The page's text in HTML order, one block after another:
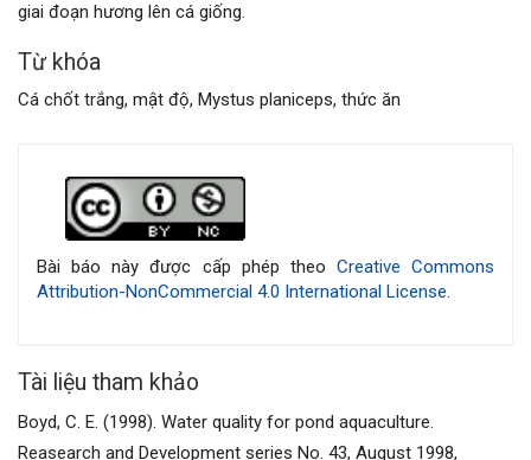
giai đoạn hương lên cá giống.
Từ khóa
Cá chốt trắng, mật độ, Mystus planiceps, thức ăn
bài
Bài báo này được cấp phép theo Creative Commons
Attribution-NonCommercial 4.0 International License.
Tài liệu tham khảo
Boyd, C. E. (1998). Water quality for pond aquaculture.
Reasearch and Development series No. 43, August 1998,